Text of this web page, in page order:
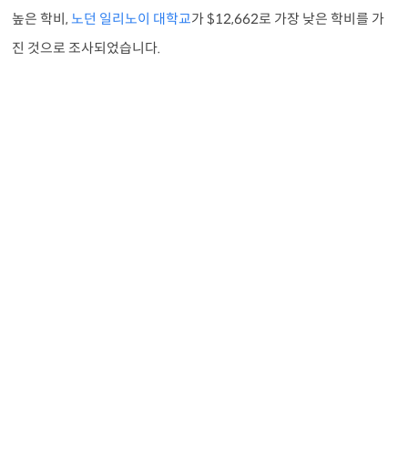
높은 학비, 노던 일리노이 대학교가 $12,662로 가장 낮은 학비를 가
진 것으로 조사되었습니다.